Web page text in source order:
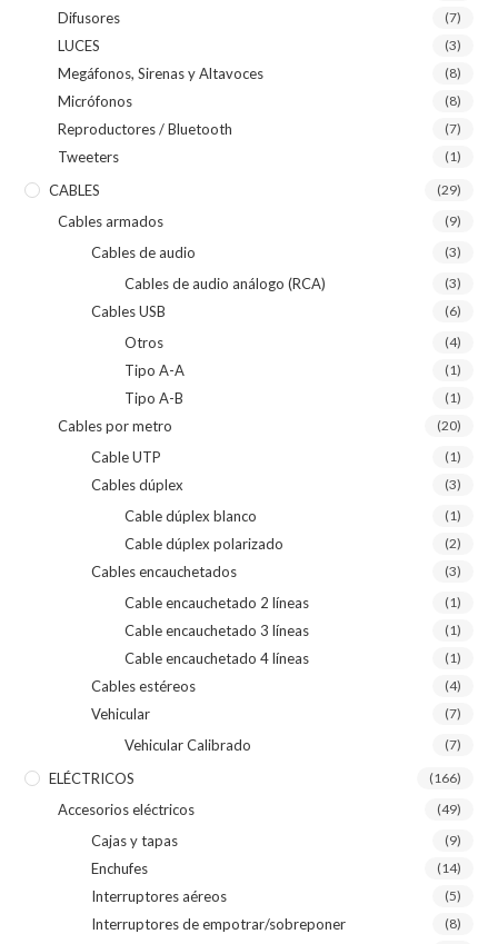
Difusores (7)
LUCES (3)
Megáfonos, Sirenas y Altavoces (8)
Micrófonos (8)
Reproductores / Bluetooth (7)
Tweeters (1)
CABLES (29)
Cables armados (9)
Cables de audio (3)
Cables de audio análogo (RCA) (3)
Cables USB (6)
Otros (4)
Tipo A-A (1)
Tipo A-B (1)
Cables por metro (20)
Cable UTP (1)
Cables dúplex (3)
Cable dúplex blanco (1)
Cable dúplex polarizado (2)
Cables encauchetados (3)
Cable encauchetado 2 líneas (1)
Cable encauchetado 3 líneas (1)
Cable encauchetado 4 líneas (1)
Cables estéreos (4)
Vehicular (7)
Vehicular Calibrado (7)
ELÉCTRICOS (166)
Accesorios eléctricos (49)
Cajas y tapas (9)
Enchufes (14)
Interruptores aéreos (5)
Interruptores de empotrar/sobreponer (8)